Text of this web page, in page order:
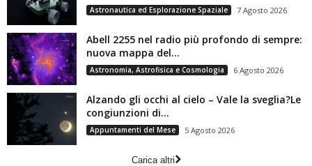
Astronautica ed Esplorazione Spaziale 7 Agosto 2026
Abell 2255 nel radio più profondo di sempre:
nuova mappa del...
Astronomia, Astrofisica e Cosmologia 6 Agosto 2026
Alzando gli occhi al cielo – Vale la sveglia?Le
congiunzioni di...
Appuntamenti del Mese 5 Agosto 2026
Carica altri